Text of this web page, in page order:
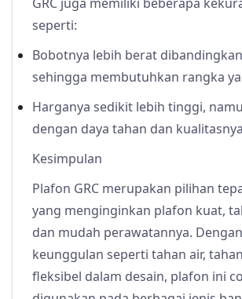
GRC juga memiliki beberapa
seperti:
Bobotnya lebih berat
sehingga membutuhkan rangka
Harganya sedikit lebih tinggi,
dengan daya tahan dan
Kesimpulan
Plafon GRC merupakan pilihan
yang menginginkan plafon kuat,
dan mudah perawatannya.
keunggulan seperti tahan air,
fleksibel dalam desain, plafon ini